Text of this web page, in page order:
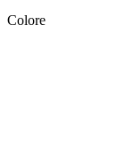
Colore